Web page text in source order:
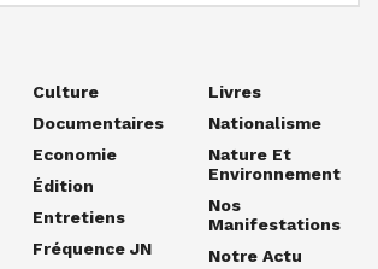
Culture
Documentaires
Economie
Édition
Entretiens
Fréquence JN
Livres
Nationalisme
Nature Et
Environnement
Nos
Manifestations
Notre Actu